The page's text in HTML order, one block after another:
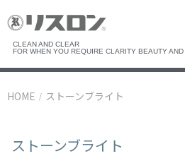
CLEAN AND CLEAR
FOR WHEN YOU REQUIRE CLARITY BEAUTY
HOME / ストーンブライト
ストーンブライト